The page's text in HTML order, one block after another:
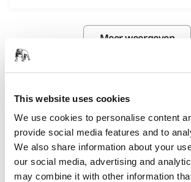
This website uses cookies
We use cookies to personalise content
provide social media features and to
We also share information about your
our social media, advertising and
may combine it with other information
Meer weergeven